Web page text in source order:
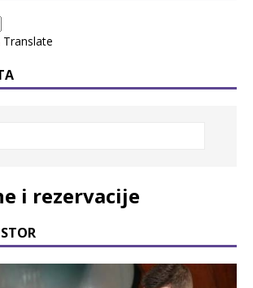
Translate
i rezervacije